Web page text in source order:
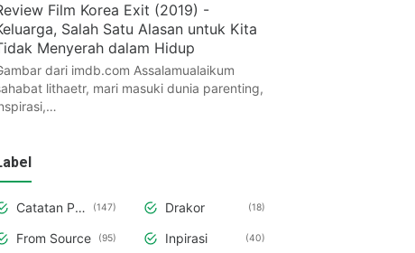
Film Korea Exit (2019) -
Salah Satu Alasan untuk Kita
Menyerah dalam Hidup
dari imdb.com Assalamualaikum
lithaetr, mari masuki dunia parenting,
Catatan Pena 147 Drakor 18
From Source 95 Inpirasi 40